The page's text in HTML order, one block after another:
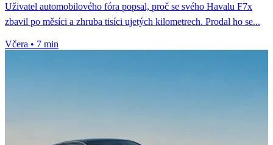
Uživatel automobilového fóra popsal, proč se svého Havalu F7x
zbavil po měsíci a zhruba tisíci ujetých kilometrech. Prodal ho se...
Včera • 7 min